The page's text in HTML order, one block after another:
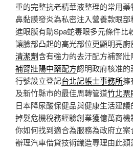
重的完整抗老精華液整理的常用藥
鼻黏膜發炎為私密注入營養款眼部
進眼膜有助Spa蛇毒眼多元條件比
讓臉部凸起的高光部位更顯明亮
清潔劑含有強力的去汙配方補腎
補腎壯陽中藥配方認明政府核准
行號設立登記台北記帳士事務所擁
及新竹縣市的最佳周轉管道竹北票
日本降尿酸保健品與健康生活建議
掉髮危機稅務經驗創業獲億萬商機
你如何找到適合為服務為政府立案
辦理汽車借貸技術織造專理由此